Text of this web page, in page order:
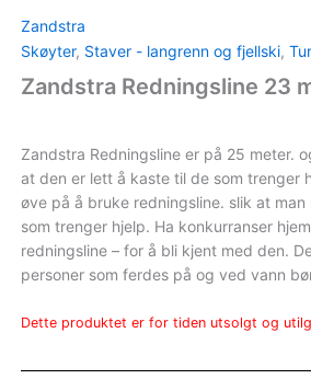
Zandstra
Skøyter, Staver - langrenn og fjellski,
Zandstra Redningsline 23
Zandstra Redningsline er på 25 meter.
at den er lett å kaste til de som trenger
øve på å bruke redningsline. slik at
som trenger hjelp. Ha konkurranser
redningsline – for å bli kjent med den.
personer som ferdes på og ved vann
Dette produktet er for tiden utsolgt og